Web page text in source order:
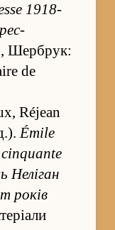
1918-
Шербрук:
de
Réjean
Émile
Неліган
років